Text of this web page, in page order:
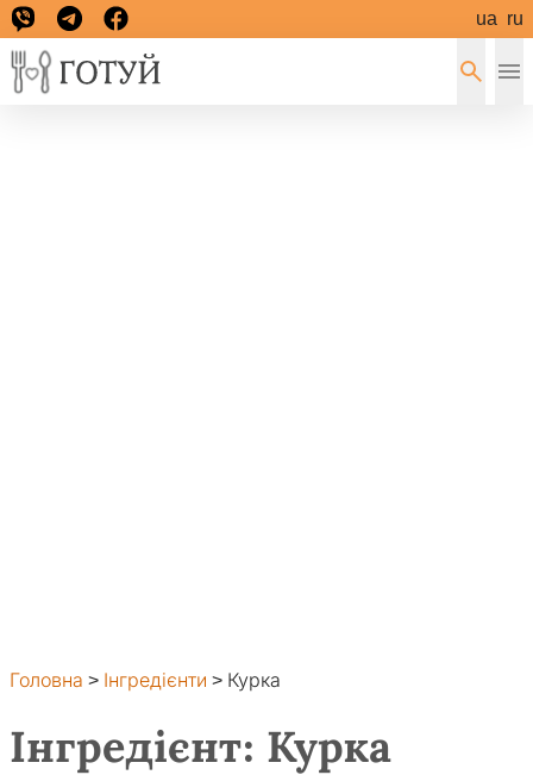
ua ru
Головна > Інгредієнти > Курка
Інгредієнт: Курка